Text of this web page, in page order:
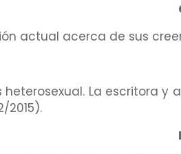
actual acerca de sus
heterosexual. La escritora
2015).